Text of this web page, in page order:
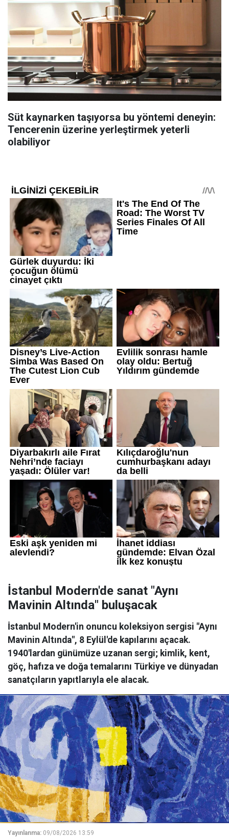
Süt kaynarken taşıyorsa bu yöntemi deneyin:
Tencerenin üzerine yerleştirmek yeterli
olabiliyor
İstanbul Modern'de sanat "Aynı
Mavinin Altında" buluşacak
İstanbul Modern'in onuncu koleksiyon sergisi "Aynı
Mavinin Altında", 8 Eylül'de kapılarını açacak.
1940'lardan günümüze uzanan sergi; kimlik, kent,
göç, hafıza ve doğa temalarını Türkiye ve dünyadan
sanatçıların yapıtlarıyla ele alacak.
Yayınlanma: 09/08/2026 13:59